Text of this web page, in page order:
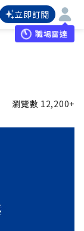
立即訂閱
職場雷達
瀏覽數 12,200+